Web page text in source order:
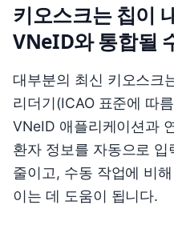
키오스크는 칩이
VNeID와 통합될
대부분의 최신 키오스크
리더기(ICAO 표준에 따
VNeID 애플리케이션과
환자 정보를 자동으로
줄이고, 수동 작업에 비
이는 데 도움이 됩니다.